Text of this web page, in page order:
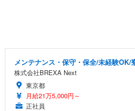
メンテナンス・保守・保全/未経験
株式会社BREXA Next
東京都
月給21万5,000円～
正社員